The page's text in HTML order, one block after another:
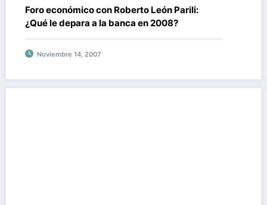
Foro económico con Roberto León Parili:
¿Qué le depara a la banca en 2008?
Noviembre 14, 2007